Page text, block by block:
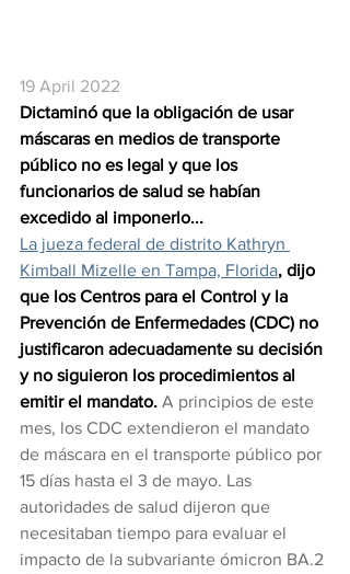
19 April 2022
Dictaminó que la obligación de usar
máscaras en medios de transporte
público no es legal y que los
funcionarios de salud se habían
excedido al imponerlo...
La jueza federal de distrito Kathryn
Kimball Mizelle en Tampa, Florida, dijo
que los Centros para el Control y la
Prevención de Enfermedades (CDC) no
justificaron adecuadamente su decisión
y no siguieron los procedimientos al
emitir el mandato. A principios de este
mes, los CDC extendieron el mandato
de máscara en el transporte público por
15 días hasta el 3 de mayo. Las
autoridades de salud dijeron que
necesitaban tiempo para evaluar el
impacto de la subvariante ómicron BA.2